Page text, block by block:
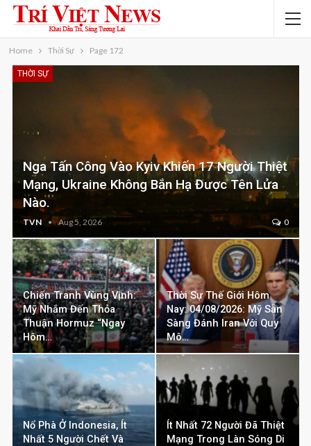
Home Thời Sự Page 172
THỜI SỰ
Nga Tấn Công Vào Kyiv Khiến 17 Người Thiệt
Mạng, Ukraine Không Bắn Hạ Được Tên Lửa
Nào.
TVN Aug 5, 2026 0
Chiến Tranh Vùng Vịnh:
Mỹ Nhắm Đến Thỏa
Thuận Hormuz “ngay
Hôm…
Thời Sự Thế Giới Hôm
Nay: 04/08/2026: Mỹ Sẵn
Sàng Đánh Iran Với Quy
Mô…
Nổ Phà Ở Indonesia, Ít
Nhất 5 Người Chết Và
Ít Nhất 72 Người Đã Thiệt
Mạng Trong Làn Sóng Di